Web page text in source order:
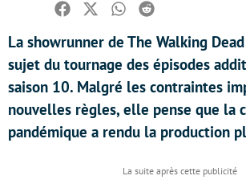
Facebook
TwitterWhatsapp
Reddit
La showrunner de The Walking
sujet du tournage des épisodes
saison 10. Malgré les contraintes
nouvelles règles, elle pense que la
pandémique a rendu la production